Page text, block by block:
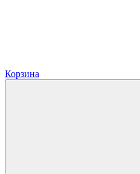
Корзина